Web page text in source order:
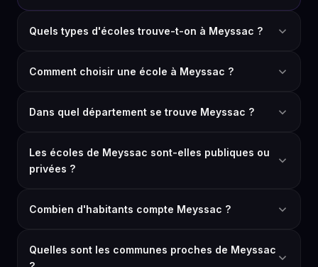
Quels types d'écoles trouve-t-on à Meyssac ?
Comment choisir une école à Meyssac ?
Dans quel département se trouve Meyssac ?
Les écoles de Meyssac sont-elles publiques ou
privées ?
Combien d'habitants compte Meyssac ?
Quelles sont les communes proches de Meyssac